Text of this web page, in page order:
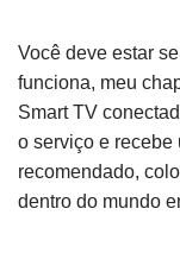
Você deve estar
funciona, meu
Smart TV
o serviço e recebe
recomendado,
dentro do mundo